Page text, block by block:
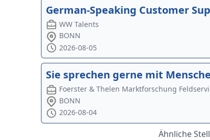
German-Speaking Customer
WW Talents
BONN
2026-08-05
Sie sprechen gerne mit
Foerster & Thelen Marktforschung
BONN
2026-08-04
Ähnliche